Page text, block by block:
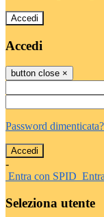
Accedi
Accedi
button close ×
Password dimenticata?
-
Entra con SPID
Seleziona utente